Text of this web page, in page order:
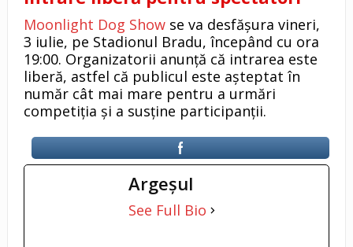
Moonlight Dog Showse va desfășura vineri,
3 iulie, pe Stadionul Bradu, începând cu ora
19:00. Organizatorii anunță că intrarea este
liberă, astfel că publicul este așteptat în
număr cât mai mare pentru a urmări
competiția și a susține participanții.
Argeşul
See Full Bio